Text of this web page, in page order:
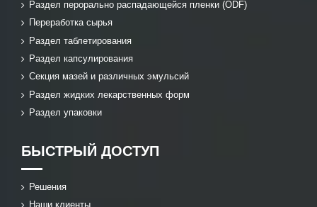
Раздел перорально распадающейся пленки (ODF)
Переработка сырья
Раздел таблетирования
Раздел капсулирования
Секция мазей и различных эмульсий
Раздел жидких лекарственных форм
Раздел упаковки
БЫСТРЫЙ ДОСТУП
Решения
Наши клиенты